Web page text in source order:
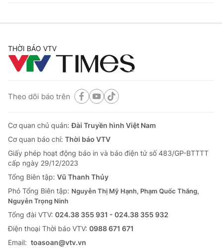
THỜI BÁO VTV
Theo dõi báo trên
Cơ quan chủ quản:Đài Truyền hình Việt Nam
Cơ quan báo chí: Thời báo VTV
Giấy phép hoạt động báo in và báo điện tử số 483/GP-BTTTT
cấp ngày 29/12/2023
Tổng Biên tập: Vũ Thanh Thủy
Phó Tổng Biên tập: Nguyễn Thị Mỹ Hạnh, Phạm Quốc Thắng,
Nguyễn Trọng Ninh
Tổng đài VTV: 024.38 355 931 - 024.38 355 932
Ðiện thoại Thời báo VTV: 0988 671 671
Email: toasoan@vtv.vn